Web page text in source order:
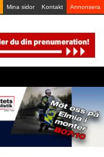
Mina sidor Kontakt Annonsera